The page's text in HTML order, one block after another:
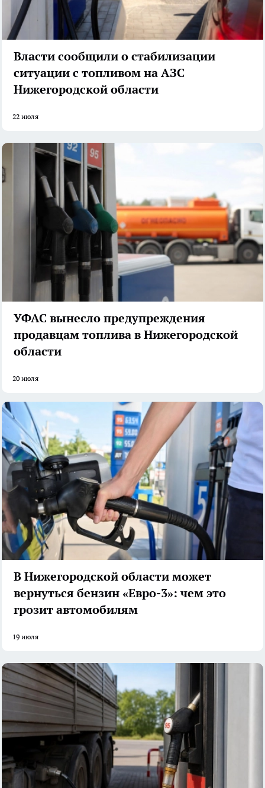
Власти сообщили о стабилизации
ситуации с топливом на АЗС
Нижегородской области
22 июля
УФАС вынесло предупреждения
продавцам топлива в Нижегородской
области
20 июля
В Нижегородской области может
вернуться бензин «Евро-3»: чем это
грозит автомобилям
19 июля